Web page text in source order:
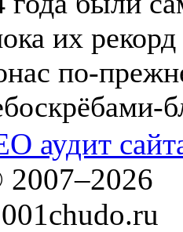
их
по-
аудит